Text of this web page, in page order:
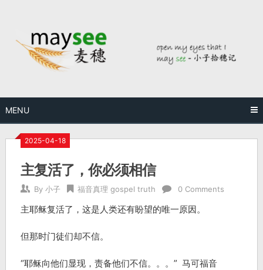
MENU
2025-04-18
主复活了，你必须相信
By 小子 福音真理 gospel truth 0 Comments
主耶稣复活了，这是人类还有盼望的唯一原因。
但那时门徒们却不信。
“耶稣向他们显现，责备他们不信。。。” 马可福音